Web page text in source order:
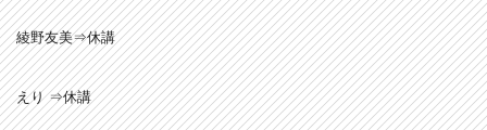
綾野友美⇒休講
えり ⇒休講